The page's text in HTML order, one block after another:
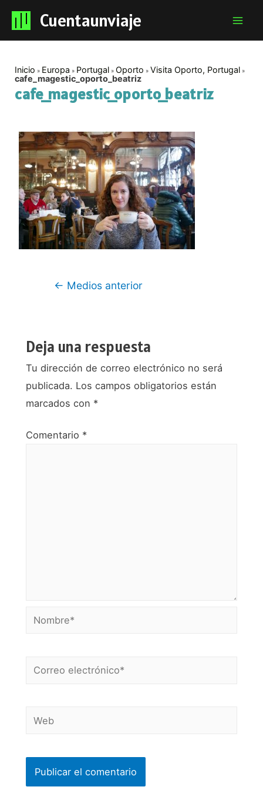
Cuentaunviaje
Inicio Europa Portugal Oporto
Visita Oporto, Portugal
cafe_magestic_oporto_beatriz
cafe_magestic_oporto_beatriz
Navegación
← Medios anterior
Deja una respuesta
Tu dirección de correo electrónico no será
publicada. Los campos obligatorios están
marcados con *
Comentario *
Nombre*
Correo
Web